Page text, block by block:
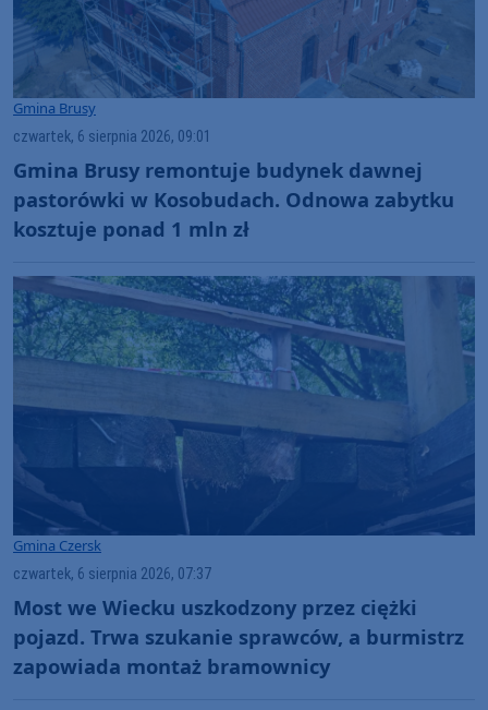
Gmina Brusy
czwartek, 6 sierpnia 2026, 09:01
Gmina Brusy remontuje budynek dawnej
pastorówki w Kosobudach. Odnowa zabytku
kosztuje ponad 1 mln zł
Gmina Czersk
czwartek, 6 sierpnia 2026, 07:37
Most we Wiecku uszkodzony przez ciężki
pojazd. Trwa szukanie sprawców, a burmistrz
zapowiada montaż bramownicy